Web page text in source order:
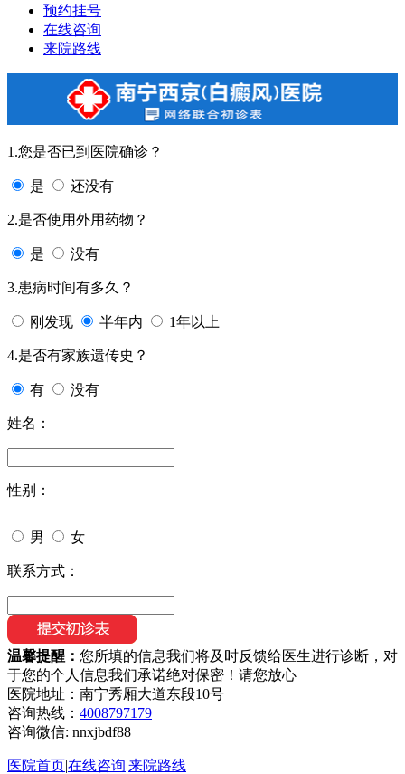
预约挂号
在线咨询
来院路线
1.您是否已到医院确诊？
是 还没有
2.是否使用外用药物？
是 没有
3.患病时间有多久？
刚发现 半年内 1年以上
4.是否有家族遗传史？
有 没有
姓名：
性别：
男 女
联系方式：
温馨提醒： 您所填的信息我们将及时反馈给医生进行诊断，对
于您的个人信息我们承诺绝对保密！请您放心
医院地址：南宁秀厢大道东段10号
咨询热线： 4008797179
咨询微信: nnxjbdf88
医院首页|在线咨询|来院路线